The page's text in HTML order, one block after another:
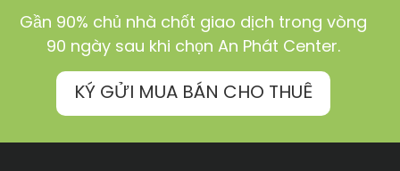
Gần 90% chủ nhà chốt giao dịch trong vòng
90 ngày sau khi chọn An Phát Center.
KÝ GỬI MUA BÁN CHO THUÊ